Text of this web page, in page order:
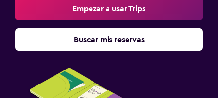
Empezar a usar Trips
Buscar mis reservas